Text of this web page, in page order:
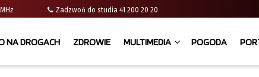
MHz Zadzwoń do studia 41 200 20 20
NA DROGACH ZDROWIE MULTIMEDIA POGODA